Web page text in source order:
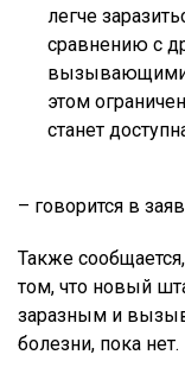
легче
сравнению с
вызывающими
этом
станет
– говорится в
Также
том, что новый
заразным и
болезни, пока нет.